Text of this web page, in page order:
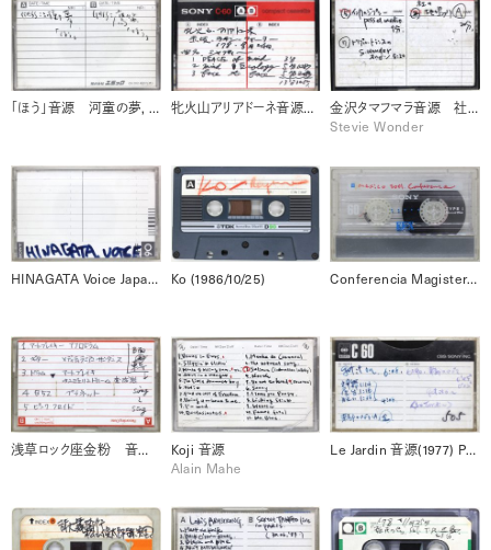
「ほう」音源 河童の夢, 魔笛 (1989) 牝火山アリアドーネ音源 赤坂・ラテン・クォーター (1978/8/24)
金沢タマフマラ音源 社の地鳴り / インカのジプシーpsse et medio / トリプルトランス 1977
Stevie Wonder
HINAGATA Voice Japanese+French Ko (1986/10/25) Conferencia Magisterial MEXICO (2001)
浅草ロック座金粉 音源 / 東寺 音源
Koji 音源
Alain Mahe
Le Jardin 音源(1977) Paris